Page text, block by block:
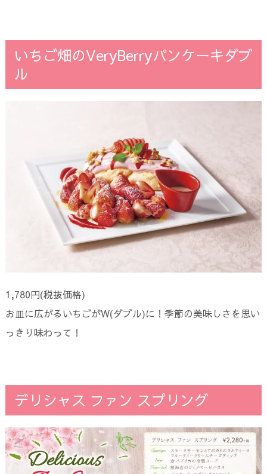
いちご畑のVeryBerryパンケーキダブ
ル
1,780円(税抜価格)
お皿に広がるいちごがW(ダブル)に！季節の美味しさを思い
っきり味わって！
デリシャス ファン スプリング